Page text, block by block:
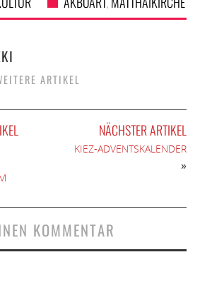
,
ARTIKEL
NÄCHSTER ARTIKEL
KIEZ-ADVENTSKALENDER
»
KOMMENTAR